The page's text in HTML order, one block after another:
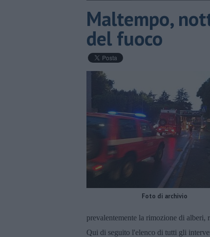
Maltempo,
del fuoco
Foto di archivio
prevalentemente la rimozione di alberi,
Qui di seguito l'elenco di tutti gli